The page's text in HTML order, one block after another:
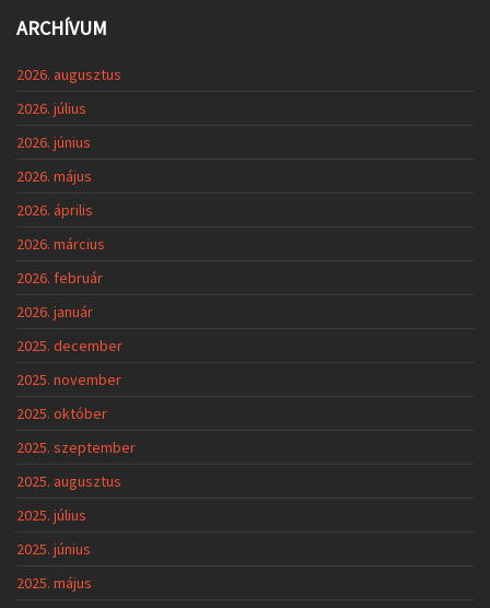
ARCHÍVUM
2026. augusztus
2026. július
2026. június
2026. május
2026. április
2026. március
2026. február
2026. január
2025. december
2025. november
2025. október
2025. szeptember
2025. augusztus
2025. július
2025. június
2025. május